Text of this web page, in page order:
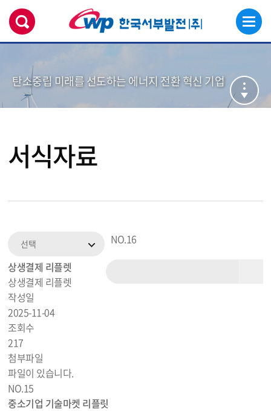
탄소중립 미래를 선도하는 에너지 전환 혁신 기업
서식자료
선택 NO.16
상생결제 리플렛
상생결제 리플렛
작성일
2025-11-04
조회수
217
첨부파일
파일이 있습니다.
NO.15
중소기업 기술마켓 리플릿